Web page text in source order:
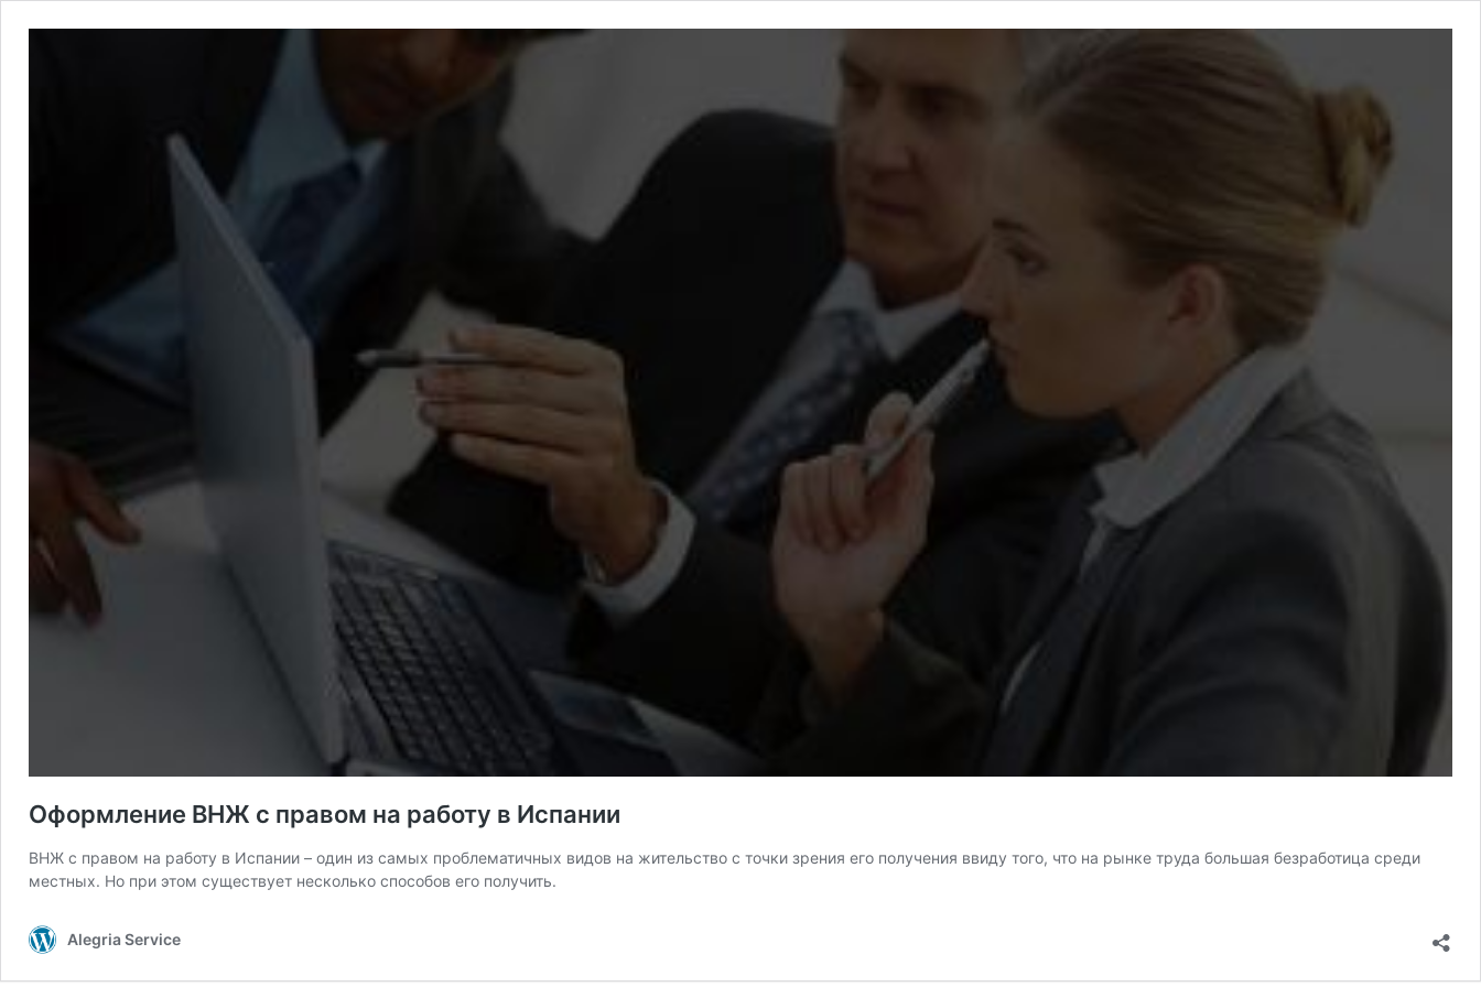
Оформление ВНЖ с правом на работу в Испании
ВНЖ с правом на работу в Испании – один из самых проблематичных видов на жительство с точки зрения его получения ввиду того, что на рынке труда большая безработица среди
местных. Но при этом существует несколько способов его получить.
Alegria Service